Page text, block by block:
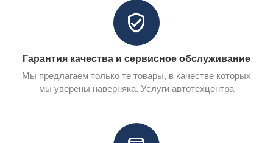
Гарантия качества и сервисное обслуживание
Мы предлагаем только те товары, в качестве которых
мы уверены наверняка. Услуги автотехцентра